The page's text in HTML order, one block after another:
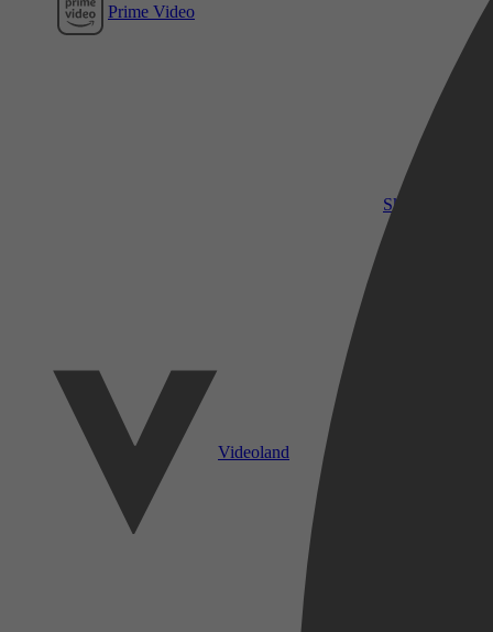
Prime Video
SkyShowtime
Videoland